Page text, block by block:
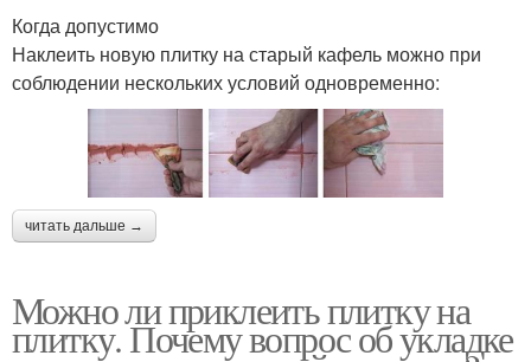
Когда допустимо
Наклеить новую плитку на старый кафель можно при
соблюдении нескольких условий одновременно:
читать дальше →
Можно ли приклеить плитку на
плитку. Почему вопрос об укладке